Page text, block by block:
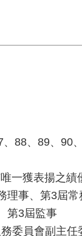
88、89、90、
一獲表揚之績
理事、第3屆常
第3屆監事
委員會副主任